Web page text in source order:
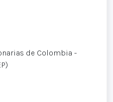
de Colombia -